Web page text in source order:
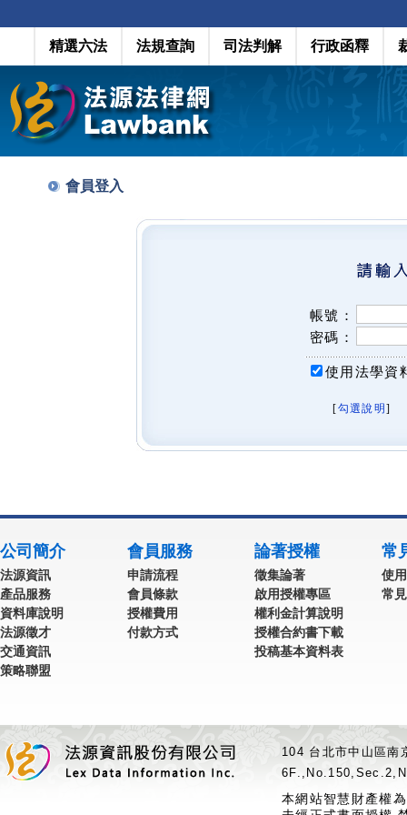
精選六法 法規查詢 司法判解 行政函釋
會員登入
帳號：
密碼：
使用法學資
[勾選說明 ]
公司簡介
法源資訊
產品服務
資料庫說明
法源徵才
交通資訊
策略聯盟
會員服務
申請流程
會員條款
授權費用
付款方式
論著授權
徵集論著
啟用授權專區
權利金計算說明
授權合約書下載
投稿基本資料表
常
使
常
104 台北市中山區
本網站智慧財產權